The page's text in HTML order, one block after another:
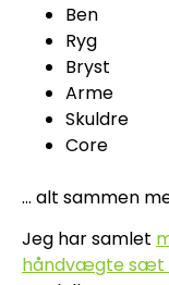
Ben
Ryg
Bryst
Arme
Skuldre
Core
… alt sammen
Jeg har samlet
håndvægte sæt